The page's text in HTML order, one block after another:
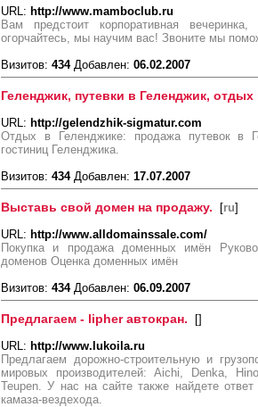
URL: http://www.mamboclub.ru
Вам предстоит корпоративная
огорчайтесь, мы научим вас! Звоните мы
Визитов: 434Добавлен: 06.02.2007
Геленджик, путевки в Геленджик, отдых
URL: http://gelendzhik-sigmatur.com
Отдых в Геленджике: продажа путевок в
гостиниц Геленджика.
Визитов: 434Добавлен: 17.07.2007
Выставь свой домен на продажу. [ru]
URL: http://www.alldomainssale.com/
Покупка и продажа доменных имён
доменов Оценка доменных имён
Визитов: 434Добавлен: 06.09.2007
Предлагаем - lipher автокран. []
URL: http://www.lukoila.ru
Предлагаем дорожно-строительную и
мировых производителей: Aichi, Denka,
Teupen. У нас на сайте также найдете
камаза-вездехода.